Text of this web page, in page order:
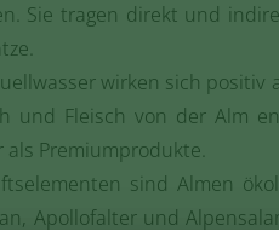
Sie tragen direkt und
wirken sich
und Fleisch von der Alm
als Premiumprodukte.
sind Almen
Apollofalter und